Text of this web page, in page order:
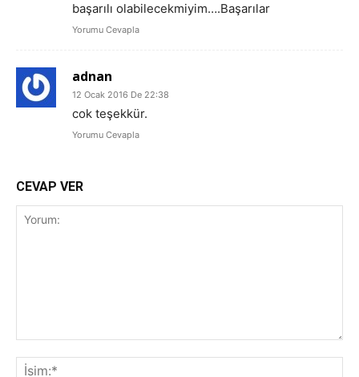
başarılı olabilecekmiyim….Başarılar
Yorumu Cevapla
adnan
12 Ocak 2016 De 22:38
cok teşekkür.
Yorumu Cevapla
CEVAP VER